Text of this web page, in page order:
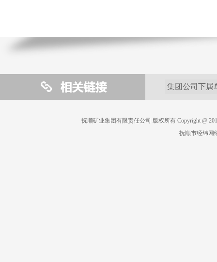
抚顺矿业集团有限责任公司 版权所有 Copyright @
抚顺市经纬网